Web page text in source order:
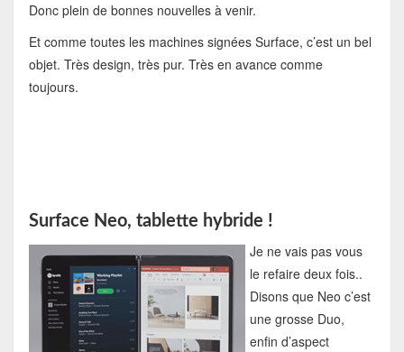
Donc plein de bonnes nouvelles à venir.
Et comme toutes les machines signées Surface, c’est un bel
objet. Très design, très pur. Très en avance comme
toujours.
Surface Neo, tablette hybride !
Je ne vais pas vous
le refaire deux fois..
Disons que Neo c’est
une grosse Duo,
enfin d’aspect